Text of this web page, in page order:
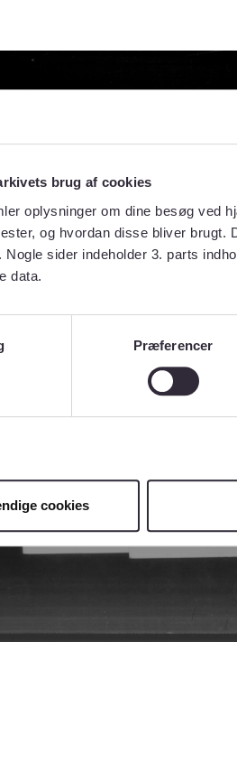
brug af cookies
oplysninger om dine besøg ved
og hvordan disse bliver
Nogle sider indeholder 3. parts
data.
Præferencer
cookies